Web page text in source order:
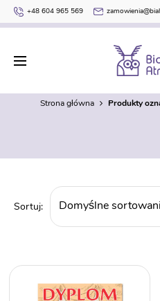
+48 604 965 569
konkurs
Strona główna Produkty